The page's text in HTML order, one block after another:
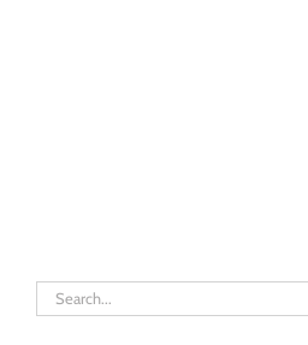
Search
for: